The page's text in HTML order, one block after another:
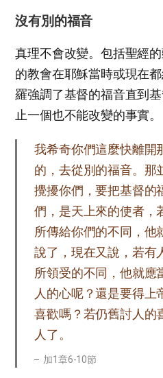
沒有別的福音
真理不會改變。包括聖經
的教會在耶穌當時或現在
羅強調了基督的福音直到
止一個也不能改變的事實。
我希奇你們這麼快離開
的，去從別的福音。那
攪擾你們，要把基督的
們，是天上來的使者，
所傳給你們的不同，他
說了，現在又說，若有
所領受的不同，他就應
人的心呢？還是要得上
喜歡嗎？若仍舊討人的
人了。
加1章6-10節